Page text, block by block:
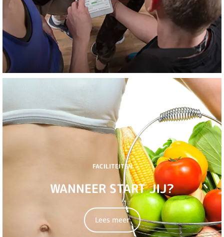
FACILITEITEN
WANNEER START JIJ?
Lees meer